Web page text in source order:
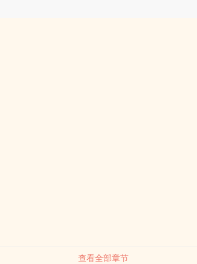
查看全部章节